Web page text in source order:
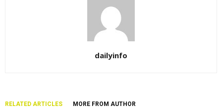
dailyinfo
RELATED ARTICLES MORE FROM AUTHOR